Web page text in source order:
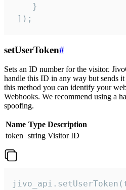
    }
]);
setUserToken#
Sets an ID number for the visitor.
handle this ID in any way but sends
this method you can identify your
Webhooks. We recommend using a
spoofing.
Name Type Description
token string Visitor ID